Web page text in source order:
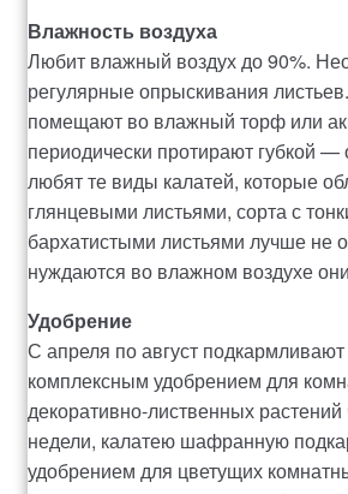
Влажность воздуха
Любит влажный воздух до 90%.
регулярные опрыскивания
помещают во влажный торф или
периодически протирают губкой —
любят те виды калатей, которые
глянцевыми листьями, сорта с
бархатистыми листьями лучше не
нуждаются во влажном воздухе
Удобрение
С апреля по август
комплексным удобрением для
декоративно-лиственных
недели, калатею шафранную
удобрением для цветущих